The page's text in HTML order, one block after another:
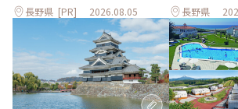
長野県 [PR] 2026.08.05 長野県